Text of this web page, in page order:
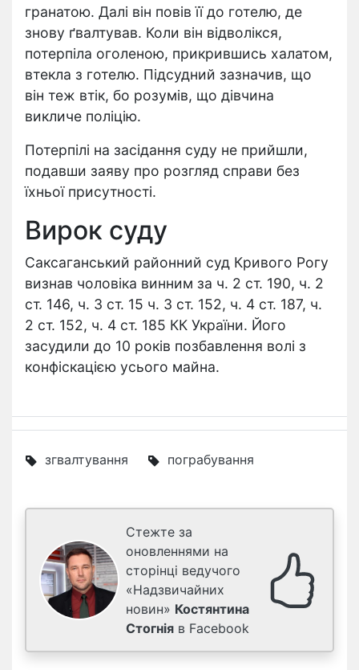
гранатою. Далі він повів її до готелю, де
знову ґвалтував. Коли він відволікся,
потерпіла оголеною, прикрившись халатом,
втекла з готелю. Підсудний зазначив, що
він теж втік, бо розумів, що дівчина
викличе поліцію.
Потерпілі на засідання суду не прийшли,
подавши заяву про розгляд справи без
їхньої присутності.
Вирок суду
Саксаганський районний суд Кривого Рогу
визнав чоловіка винним за ч. 2 ст. 190, ч. 2
ст. 146, ч. 3 ст. 15 ч. 3 ст. 152, ч. 4 ст. 187, ч.
2 ст. 152, ч. 4 ст. 185 КК України. Його
засудили до 10 років позбавлення волі з
конфіскацією усього майна.
згвалтування пограбування
Стежте за
оновленнями на
сторінці ведучого
«Надзвичайних
новин» Костянтина
Стогнія в Facebook